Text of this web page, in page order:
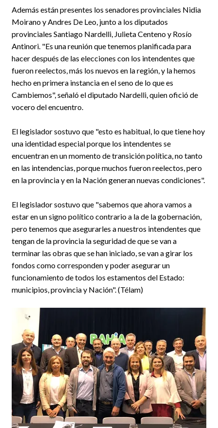
Además están presentes los senadores provinciales Nidia
Moirano y Andres De Leo, junto a los diputados
provinciales Santiago Nardelli, Julieta Centeno y Rosío
Antinori. "Es una reunión que tenemos planificada para
hacer después de las elecciones con los intendentes que
fueron reelectos, más los nuevos en la región, y la hemos
hecho en primera instancia en el seno de lo que es
Cambiemos", señaló el diputado Nardelli, quien ofició de
vocero del encuentro.
El legislador sostuvo que "esto es habitual, lo que tiene hoy
una identidad especial porque los intendentes se
encuentran en un momento de transición política, no tanto
en las intendencias, porque muchos fueron reelectos, pero
en la provincia y en la Nación generan nuevas condiciones".
El legislador sostuvo que "sabemos que ahora vamos a
estar en un signo político contrario a la de la gobernación,
pero tenemos que asegurarles a nuestros intendentes que
tengan de la provincia la seguridad de que se van a
terminar las obras que se han iniciado, se van a girar los
fondos como corresponden y poder asegurar un
funcionamiento de todos los estamentos del Estado:
municipios, provincia y Nación". (Télam)